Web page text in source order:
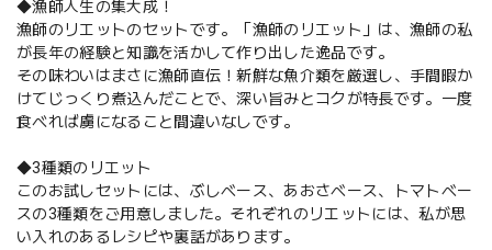
◆漁師人生の集大成！
漁師のリエットのセットです。「漁師のリエット」は、漁師の私
が長年の経験と知識を活かして作り出した逸品です。
その味わいはまさに漁師直伝！新鮮な魚介類を厳選し、手間暇か
けてじっくり煮込んだことで、深い旨みとコクが特長です。一度
食べれば虜になること間違いなしです。
◆3種類のリエット
このお試しセットには、ぶしベース、あおさベース、トマトベー
スの3種類をご用意しました。それぞれのリエットには、私が思
い入れのあるレシピや裏話があります。